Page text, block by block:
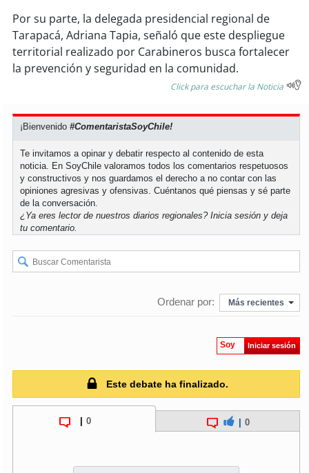
soychiloé
Por su parte, la delegada presidencial regional de
Tarapacá, Adriana Tapia, señaló que este despliegue
territorial realizado por Carabineros busca fortalecer
la prevención y seguridad en la comunidad.
Click para escuchar la Noticia
¡Bienvenido#ComentaristaSoyChile!
Te invitamos a opinar y debatir respecto al contenido de esta
noticia. En SoyChile valoramos todos los comentarios respetuosos
y constructivos y nos guardamos el derecho a no contar con las
opiniones agresivas y ofensivas. Cuéntanos qué piensas y sé parte
de la conversación.
¿Ya eres lector de nuestros diarios regionales?Inicia sesión y deja
tu comentario.
Ordenar por: Más recientes
Soy Iniciar sesión
Este debate ha finalizado.
0 0